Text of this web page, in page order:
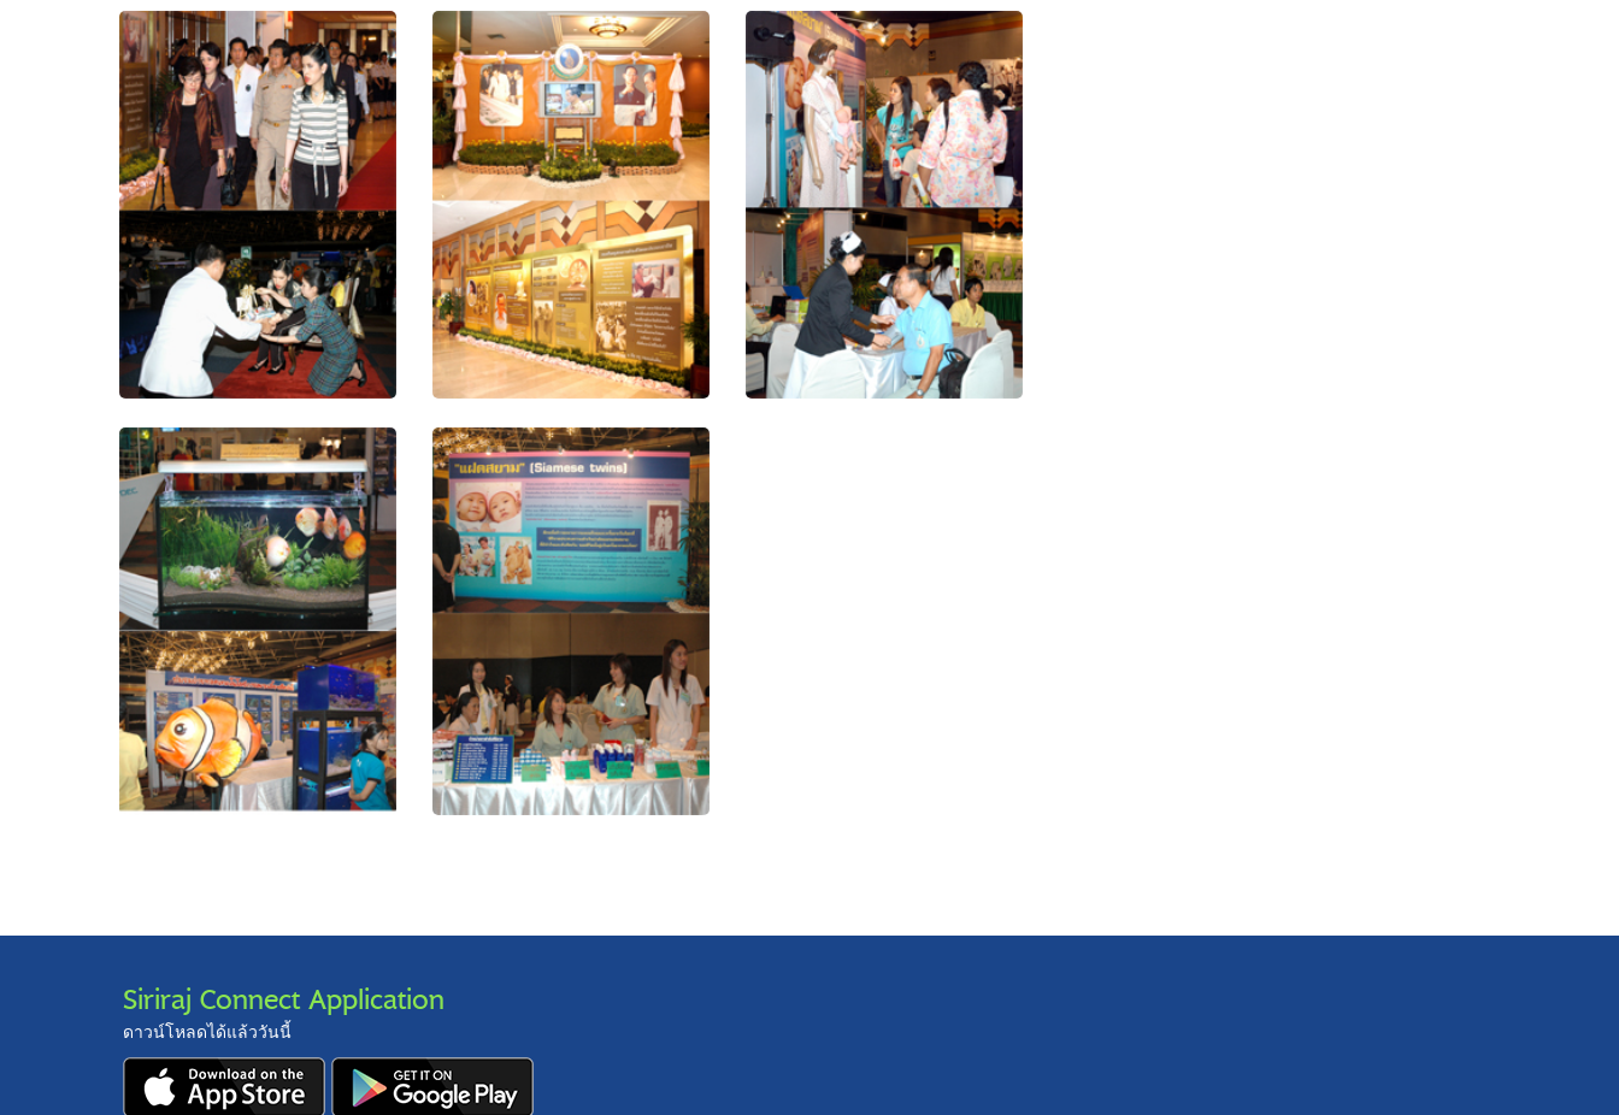
Siriraj Connect Application
ดาวน์โหลดได้แล้ววันนี้